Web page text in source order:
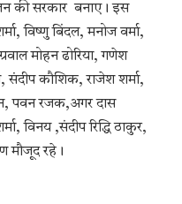
की सरकार बनाए। इस
विष्णु बिंदल, मनोज वर्मा,
मोहन ढोरिया, गणेश
संदीप कौशिक, राजेश शर्मा,
पवन रजक,अगर दास
विनय ,संदीप रिद्धि ठाकुर,
मौजूद रहे।